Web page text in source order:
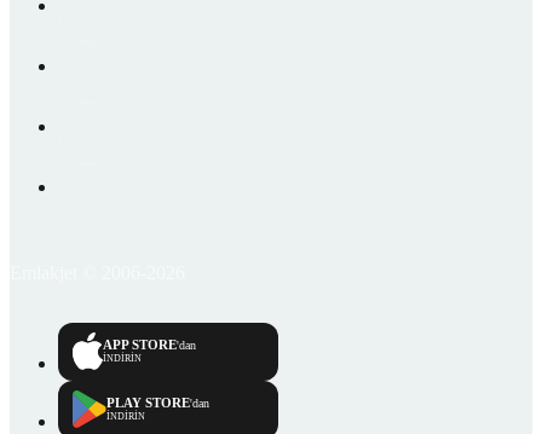
APP STORE'dan
İNDİRİN
PLAY STORE'dan
İNDİRİN